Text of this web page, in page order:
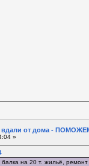
вдали от дома -
»
на 20 т. жильё,